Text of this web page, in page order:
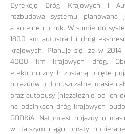
Dyrekcję Dróg Krajowych i
rozbudowa systemu
a kolejne co rok. W sumie do
1800 km autostrad i dróg
krajowych. Planuje się, że w 2014
4000 km krajowych dróg.
elektronicznych zostaną objęte
pojazdów o dopuszczalnej masie
oraz autobusy (niezależnie od ich
na odcinkach dróg krajowych
GDDKiA. Natomiast pojazdy o
w dalszym ciągu opłaty